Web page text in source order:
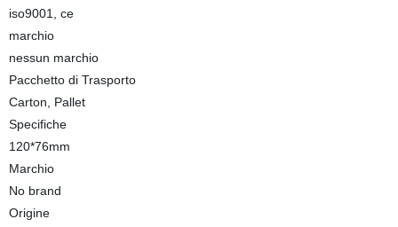
iso9001, ce
marchio
nessun marchio
Pacchetto di Trasporto
Carton, Pallet
Specifiche
120*76mm
Marchio
No brand
Origine